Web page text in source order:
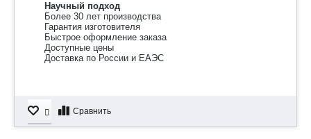
Научный подход
Более 30 лет производства
Гарантия изготовителя
Быстрое оформление заказа
Доступные цены
Доставка по России и ЕАЭС
Сравнить